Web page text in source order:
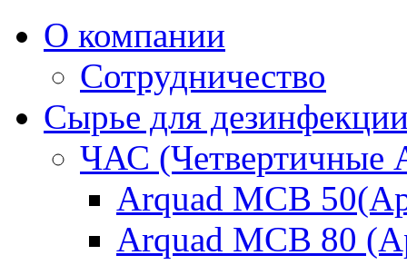
О компании
Сотрудничество
Сырье для
ЧАС (Четвертичные
Arquad MCB
Arquad MCB 80